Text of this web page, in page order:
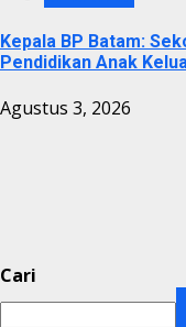
Kepala BP Batam:
Pendidikan Anak
Agustus 3, 2026
Cari